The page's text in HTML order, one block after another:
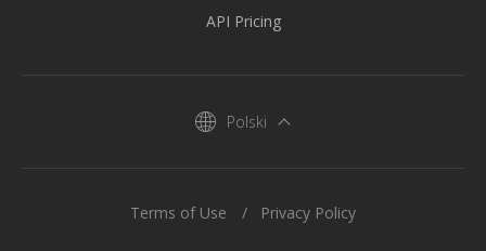
API Pricing
Polski
Terms of Use Privacy Policy